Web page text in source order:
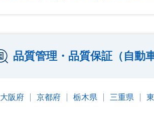
品質管理・品質保証（自動
大阪府 京都府 栃木県 三重県